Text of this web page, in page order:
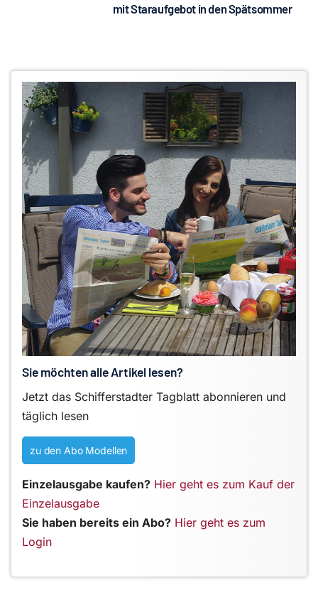
mit Staraufgebot in den Spätsommer
Sie möchten alle Artikel lesen?
Jetzt das Schifferstadter Tagblatt abonnieren und
täglich lesen
zu den Abo Modellen
Einzelausgabe kaufen? Hier geht es zum Kauf der
Einzelausgabe
Sie haben bereits ein Abo? Hier geht es zum
Login